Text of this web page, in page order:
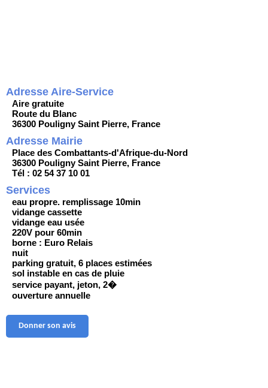
Adresse Aire-Service
Aire gratuite
Route du Blanc
36300 Pouligny Saint Pierre, France
Adresse Mairie
Place des Combattants-d'Afrique-du-Nord
36300 Pouligny Saint Pierre, France
Tél : 02 54 37 10 01
Services
eau propre. remplissage 10min
vidange cassette
vidange eau usée
220V pour 60min
borne : Euro Relais
nuit
parking gratuit, 6 places estimées
sol instable en cas de pluie
service payant, jeton, 2�
ouverture annuelle
Donner son avis